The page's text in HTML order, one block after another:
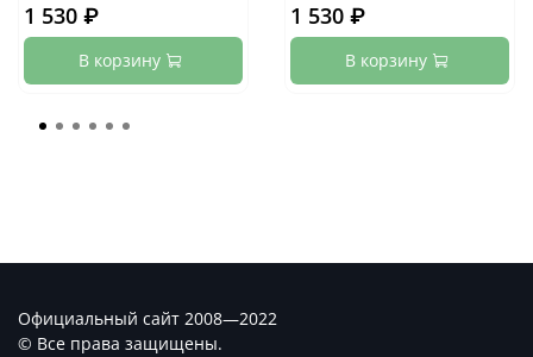
1 530 ₽
В корзину
1 530 ₽
В корзину
Официальный сайт 2008—2022
© Все права защищены.